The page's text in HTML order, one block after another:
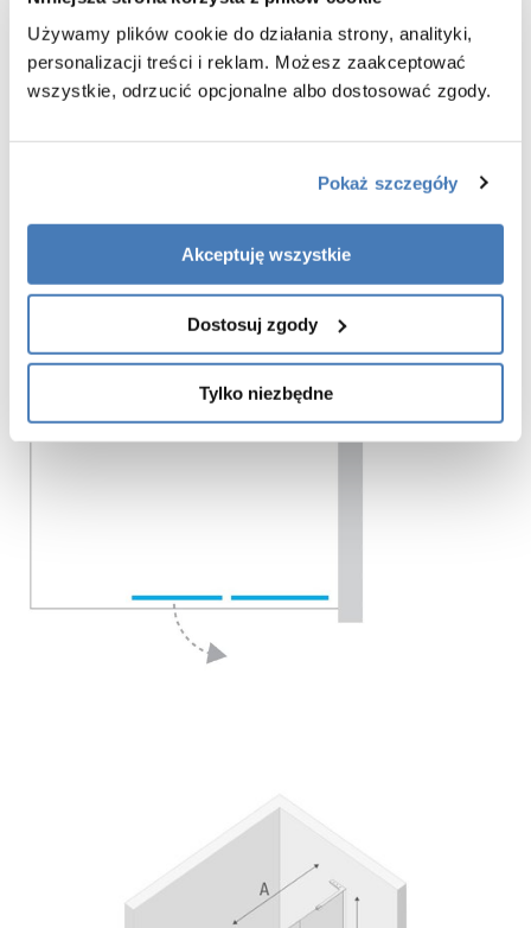
Używamy plików cookie do działania strony, analityki,
personalizacji treści i reklam. Możesz zaakceptować
wszystkie, odrzucić opcjonalne albo dostosować zgody.
Pokaż szczegóły
Akceptuję wszystkie
Dostosuj zgody
Tylko niezbędne
dla osób, które szukają połączenia estetyki, komfortu i niezawodności w
codziennym użytkowaniu.
Charakterystyka parawanu wannowego Nesta wykończenie złoty połysk
- wysokość:150 cm
- szybki montaż
- gwarancja 3 lata